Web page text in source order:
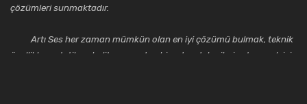
çözümleri sunmaktadır.
Artı Ses her zaman mümkün olan en iyi çözümü bulmak, teknik
özellikler, estetik ve kalite açısından bir adım daha ileriye taşımak için